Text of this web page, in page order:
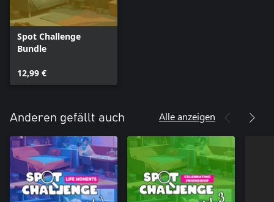
Spot Challenge
Bundle
12,99 €
Anderen gefällt auch Alle anzeigen